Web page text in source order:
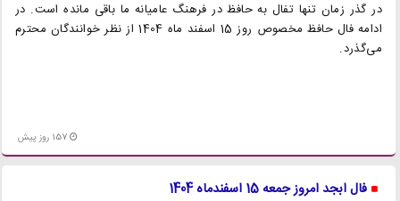
در گذر زمان تنها تفال به حافظ در فرهنگ عامیانه ما باقی مانده است. در
ادامه فال حافظ مخصوص روز 15 اسفند ماه 1404 از نظر خوانندگان محترم
می‌گذرد.
157 روز پیش
فال ابجد امروز جمعه 15 اسفندماه 1404